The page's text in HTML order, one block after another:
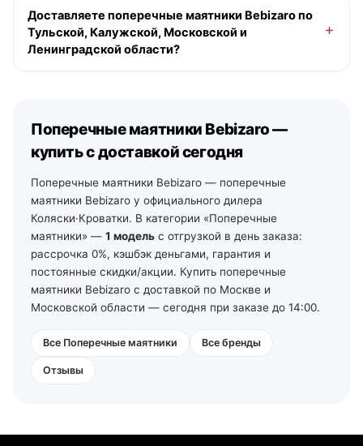
13:00 в будний день доставим сегодня (если в
наличии), позже — на ближайший рабочий день,
бесплатно от 10 000 ₽ в пределах МКАД. По Санкт-
Доставляете поперечные маятники Bebizaro по
Тульской, Калужской, Московской и
Ленинградской области?
Дзержинского, 35): самовывоз из зала на следующий
день после подтверждения заказа, доставка по городу
— от 490 ₽, по области — уточняйте у менеджеров. По
Ленинградской области — от 2 рабочих дней со своего
склада в Санкт-Петербурге (тел. +7 (812) 213-31-35).
Поперечные маятники Bebizaro —
купить с доставкой сегодня
Поперечные маятники Bebizaro — поперечные
маятники Bebizaro у официального дилера
Коляски·Кроватки. В категории «Поперечные
маятники» — 1 модель с отгрузкой в день заказа:
рассрочка 0%, кэшбэк деньгами, гарантия и
постоянные скидки/акции. Купить поперечные
маятники Bebizaro с доставкой по Москве и
Московской области — сегодня при заказе до 14:00.
Все Поперечные маятники Все бренды
Отзывы